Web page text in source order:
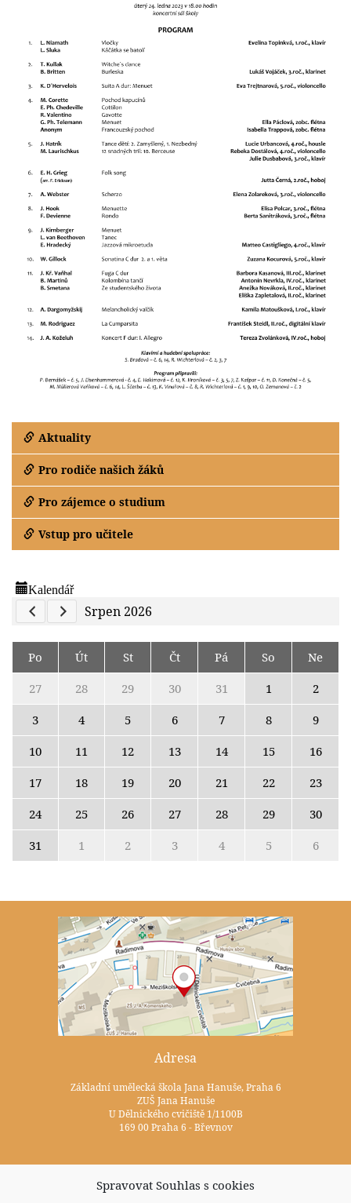
Spravovat Souhlas s cookies
Aktuality
Pro rodiče našich žáků
Pro zájemce o studium
Vstup pro učitele
Kalendář
Previous Calendar
Next Calendar
Srpen 2026
Po Út St Čt Pá So
Ne
27
28 29 30 31 1
2
3
4 5 6 7 8
9
10
11 12 13 14 15
16
17
18 19 20 21 22
23
24
25 26 27 28 29
30
31
1 2 3 4 5 6
Adresa
Základní umělecká škola Jana Hanuše, Praha 6
ZUŠ Jana Hanuše
U Dělnického cvičiště 1/1100B
169 00 Praha 6 - Břevnov